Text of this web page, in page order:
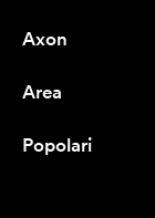
Axon
Chi siamo
Careers
Area
I più venduti
Popolari